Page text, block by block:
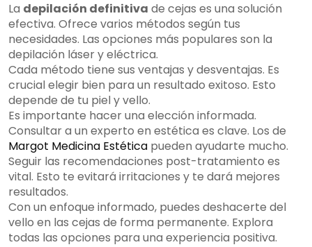
La depilación definitiva de cejas es una solución
efectiva. Ofrece varios métodos según tus
necesidades. Las opciones más populares son la
depilación láser y eléctrica.
Cada método tiene sus ventajas y desventajas. Es
crucial elegir bien para un resultado exitoso. Esto
depende de tu piel y vello.
Es importante hacer una elección informada.
Consultar a un experto en estética es clave. Los de
Margot Medicina Estética pueden ayudarte mucho.
Seguir las recomendaciones post-tratamiento es
vital. Esto te evitará irritaciones y te dará mejores
resultados.
Con un enfoque informado, puedes deshacerte del
vello en las cejas de forma permanente. Explora
todas las opciones para una experiencia positiva.